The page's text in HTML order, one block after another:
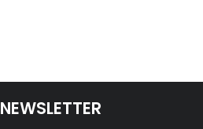
NEWSLETTER